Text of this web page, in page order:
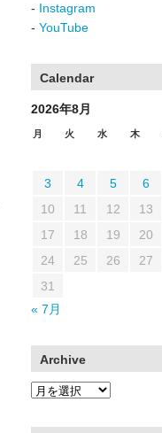
- Instagram
- YouTube
Calendar
2026年8月
月 火 水 木
3
4 5 6
10
11 12 13
17
18 19 20
24
25 26 27
31
« 7月
Archive
Archive